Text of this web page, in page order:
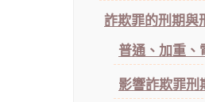
詐欺罪的刑期與
普通、加重、
影響詐欺罪刑